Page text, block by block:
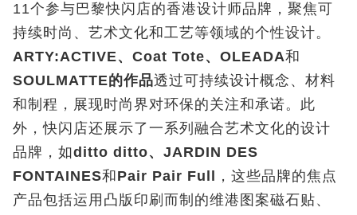
11个参与巴黎快闪店的香港设计师品牌，聚焦可
持续时尚、艺术文化和工艺等领域的个性设计。
ARTY:ACTIVE、 Coat Tote、 OLEADA和
SOULMATTE的作品透过可持续设计概念、材料
和制程，展现时尚界对环保的关注和承诺。此
外，快闪店还展示了一系列融合艺术文化的设计
品牌，如ditto ditto、 JARDIN DES
FONTAINES和 Pair Pair Full
，这些品牌的焦点
产品包括运用凸版印刷而制的维港图案磁石贴、